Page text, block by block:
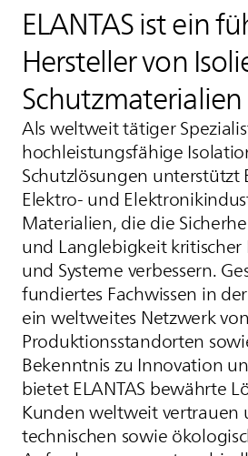
ELANTASist ein
Hersteller von
Schutzmaterialien
Als weltweit tätiger
hochleistungsfähige
Schutzlösungen unterstützt
Elektro- und
Materialien, die die
und Langlebigkeit
und Systeme verbessern.
fundiertes Fachwissen in
ein weltweites Netzwerk von
Produktionsstandorten
Bekenntnis zu Innovation
bietetELANTAS bewährte
Kunden weltweit vertrauen
technischen sowie